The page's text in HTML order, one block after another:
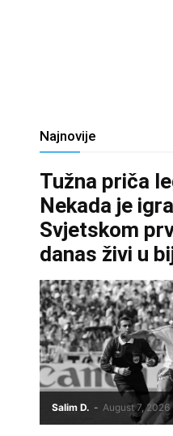
Najnovije
Tužna priča
Nekada je
Svjetskom
danas živi u
Salim D. - August 7, 2026